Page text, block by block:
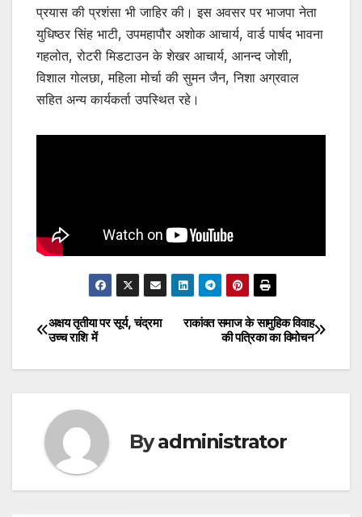
प्रयास की प्रशंसा भी जाहिर की। इस अवसर पर भाजपा नेता
युधिष्ठर सिंह भाटी, उपमहापौर अशोक आचार्य, वार्ड पार्षद भावना
गहलोत, रोटरी मिडटाउन के शेखर आचार्य, आनन्द जोशी,
विशाल गोलछा, महिला मोर्चा की सुमन जैन, निशा अग्रवाल
सहित अन्य कार्यकर्ता उपस्थित रहे।
Post
navigation
राकांवत समाज के सामुहिक विवाह
की पत्रिका का विमोचन
अक्षय तृतीया पर सूर्य, चंद्रमा
उच्च राशि में
Byadministrator